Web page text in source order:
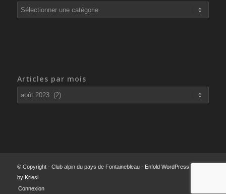
Articles
par
Articles par mois
© Copyright - Club alpin du pays de Fontainebleau - Enfold WordPress Theme
by Kriesi
Connexion